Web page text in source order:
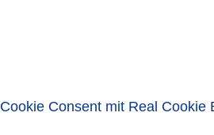
Cookie Consent mit Real Cookie